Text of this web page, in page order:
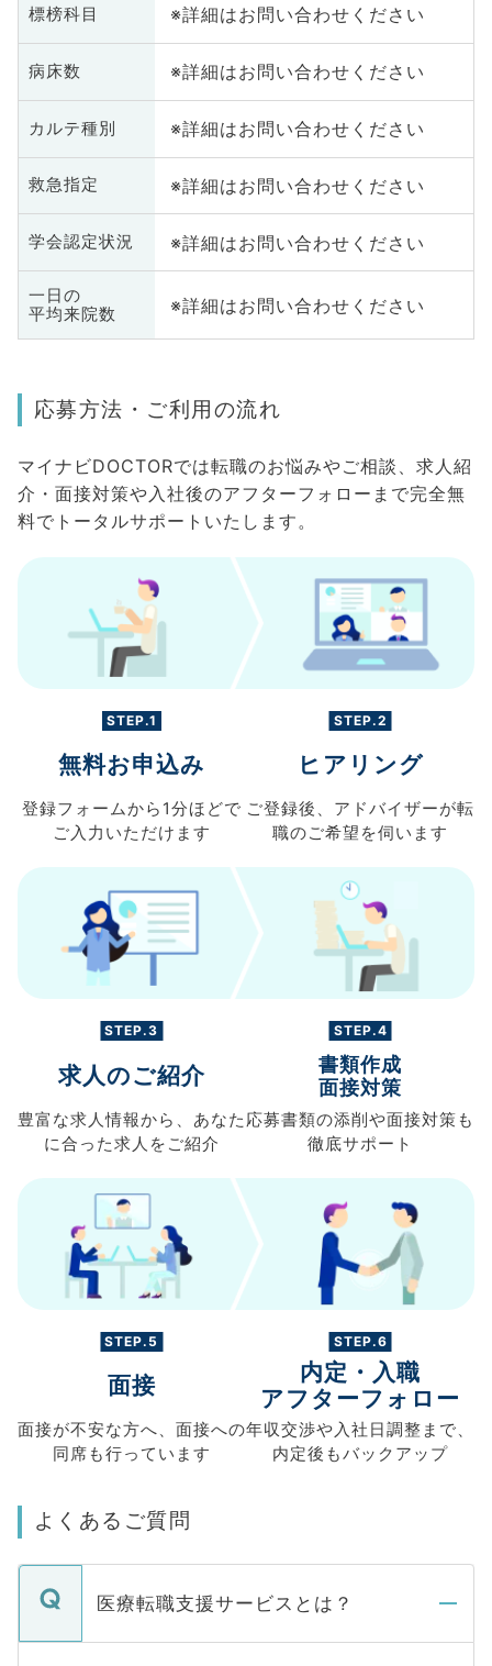
標榜科目 ※詳細はお問い合わせください
病床数 ※詳細はお問い合わせください
カルテ種別 ※詳細はお問い合わせください
救急指定 ※詳細はお問い合わせください
学会認定状況 ※詳細はお問い合わせください
一日の
平均来院数
※詳細はお問い合わせください
応募方法・ご利用の流れ
マイナビDOCTORでは転職のお悩みやご相談、求人紹
介・面接対策や入社後のアフターフォローまで完全無
料でトータルサポートいたします。
STEP.1
無料お申込み
登録フォームから 1分ほどで
ご入力 いただけます
STEP.2
ヒアリング
ご登録後、 アドバイザーが転
職のご希望を伺います
STEP.3
求人のご紹介
豊富な求人情報から、 あなた
に合った求人を ご紹介
STEP.4
書類作成
面接対策
応募書類の添削や面接対策も
徹底サポート
STEP.5
面接
面接が不安な方へ、 面接への
同席も行っています
STEP.6
内定・入職
アフターフォロー
年収交渉や入社日調整まで、
内定後もバックアップ
よくあるご質問
医療転職支援サービスとは？